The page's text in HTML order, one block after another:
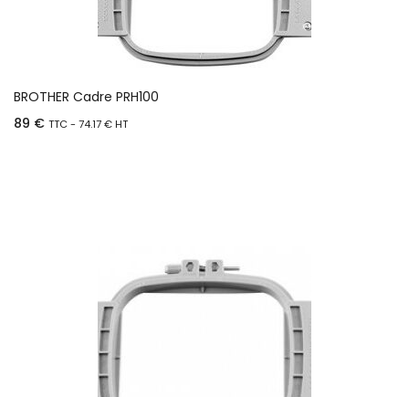
BROTHER Cadre PRH100
89 € TTC - 74.17€HT